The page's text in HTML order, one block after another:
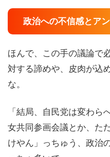
政治への不信感とア
ほんで、この手の議論で
対する諦めや、皮肉が込
な。
「結局、自民党は変わら
女共同参画会議とか、た
けやん」っちゅう、政治